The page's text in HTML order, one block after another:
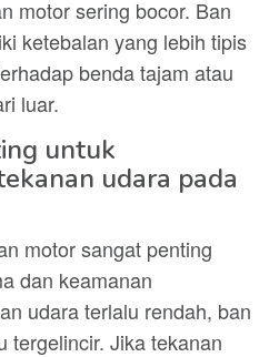
motor sering bocor. Ban
ketebalan yang lebih tipis
benda tajam atau
luar.
untuk
udara pada
motor sangat penting
dan keamanan
udara terlalu rendah, ban
tergelincir. Jika tekanan